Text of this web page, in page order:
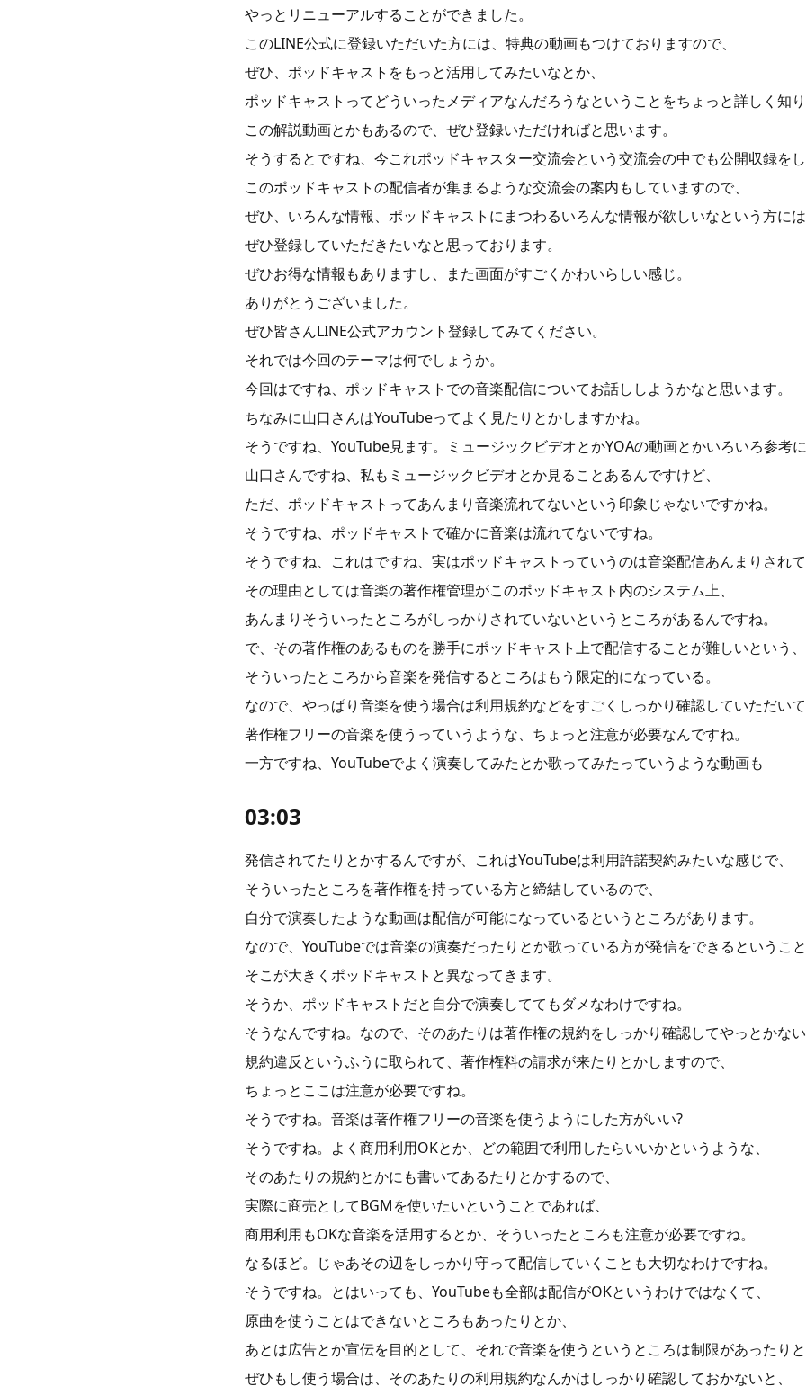
やっとリニューアルすることができました。
このLINE公式に登録いただいた方には、特典の動画もつけておりますので、
ぜひ、ポッドキャストをもっと活用してみたいなとか、
ポッドキャストってどういったメディアなんだろうなということをちょっと詳しく知り
この解説動画とかもあるので、ぜひ登録いただければと思います。
そうするとですね、今これポッドキャスター交流会という交流会の中でも公開収録をし
このポッドキャストの配信者が集まるような交流会の案内もしていますので、
ぜひ、いろんな情報、ポッドキャストにまつわるいろんな情報が欲しいなという方には
ぜひ登録していただきたいなと思っております。
ぜひお得な情報もありますし、また画面がすごくかわいらしい感じ。
ありがとうございました。
ぜひ皆さんLINE公式アカウント登録してみてください。
それでは今回のテーマは何でしょうか。
今回はですね、ポッドキャストでの音楽配信についてお話ししようかなと思います。
ちなみに山口さんはYouTubeってよく見たりとかしますかね。
そうですね、YouTube見ます。ミュージックビデオとかYOAの動画とかいろいろ参考に
山口さんですね、私もミュージックビデオとか見ることあるんですけど、
ただ、ポッドキャストってあんまり音楽流れてないという印象じゃないですかね。
そうですね、ポッドキャストで確かに音楽は流れてないですね。
そうですね、これはですね、実はポッドキャストっていうのは音楽配信あんまりされて
その理由としては音楽の著作権管理がこのポッドキャスト内のシステム上、
あんまりそういったところがしっかりされていないというところがあるんですね。
で、その著作権のあるものを勝手にポッドキャスト上で配信することが難しいという、
そういったところから音楽を発信するところはもう限定的になっている。
なので、やっぱり音楽を使う場合は利用規約などをすごくしっかり確認していただいて
著作権フリーの音楽を使うっていうような、ちょっと注意が必要なんですね。
一方ですね、YouTubeでよく演奏してみたとか歌ってみたっていうような動画も
03:03
発信されてたりとかするんですが、これはYouTubeは利用許諾契約みたいな感じで、
そういったところを著作権を持っている方と締結しているので、
自分で演奏したような動画は配信が可能になっているというところがあります。
なので、YouTubeでは音楽の演奏だったりとか歌っている方が発信をできるということ
そこが大きくポッドキャストと異なってきます。
そうか、ポッドキャストだと自分で演奏しててもダメなわけですね。
そうなんですね。なので、そのあたりは著作権の規約をしっかり確認してやっとかな
規約違反というふうに取られて、著作権料の請求が来たりとかしますので、
ちょっとここは注意が必要ですね。
そうですね。音楽は著作権フリーの音楽を使うようにした方がいい?
そうですね。よく商用利用OKとか、どの範囲で利用したらいいかというような、
そのあたりの規約とかにも書いてあるたりとかするので、
実際に商売としてBGMを使いたいということであれば、
商用利用もOKな音楽を活用するとか、そういったところも注意が必要ですね。
なるほど。じゃあその辺をしっかり守って配信していくことも大切なわけですね。
そうですね。とはいっても、YouTubeも全部は配信がOKというわけではなくて、
原曲を使うことはできないところもあったりとか、
あとは広告とか宣伝を目的として、それで音楽を使うというところは制限があったりと
ぜひもし使う場合は、そのあたりの利用規約なんかはしっかり確認しておかないと、